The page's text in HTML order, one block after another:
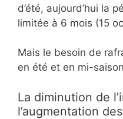
d’été, aujourd’hui la
limitée à 6 mois (15
Mais le besoin de
en été et en mi-
La diminution de
l’augmentation